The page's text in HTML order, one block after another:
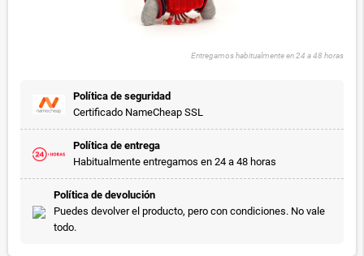
Entregamos habitualmente en 24 a 48 horas
Política de seguridad
Certificado NameCheap SSL
Política de entrega
Habitualmente entregamos en 24 a 48 horas
Política de devolución
Puedes devolver el producto, pero con condiciones. No vale
todo.